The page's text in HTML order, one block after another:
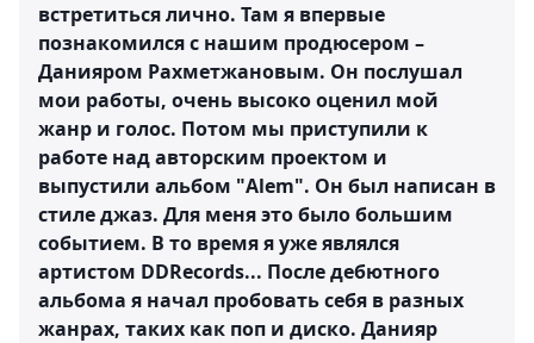
встретиться лично. Там я впервые
познакомился с нашим продюсером –
Данияром Рахметжановым. Он послушал
мои работы, очень высоко оценил мой
жанр и голос. Потом мы приступили к
работе над авторским проектом и
выпустили альбом "Alem". Он был написан в
стиле джаз. Для меня это было большим
событием. В то время я уже являлся
артистом DDRecords... После дебютного
альбома я начал пробовать себя в разных
жанрах, таких как поп и диско. Данияр